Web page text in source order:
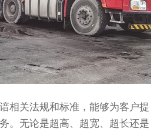
相关法规和标准，能够为客户提
。无论是超高、超宽、超长还是